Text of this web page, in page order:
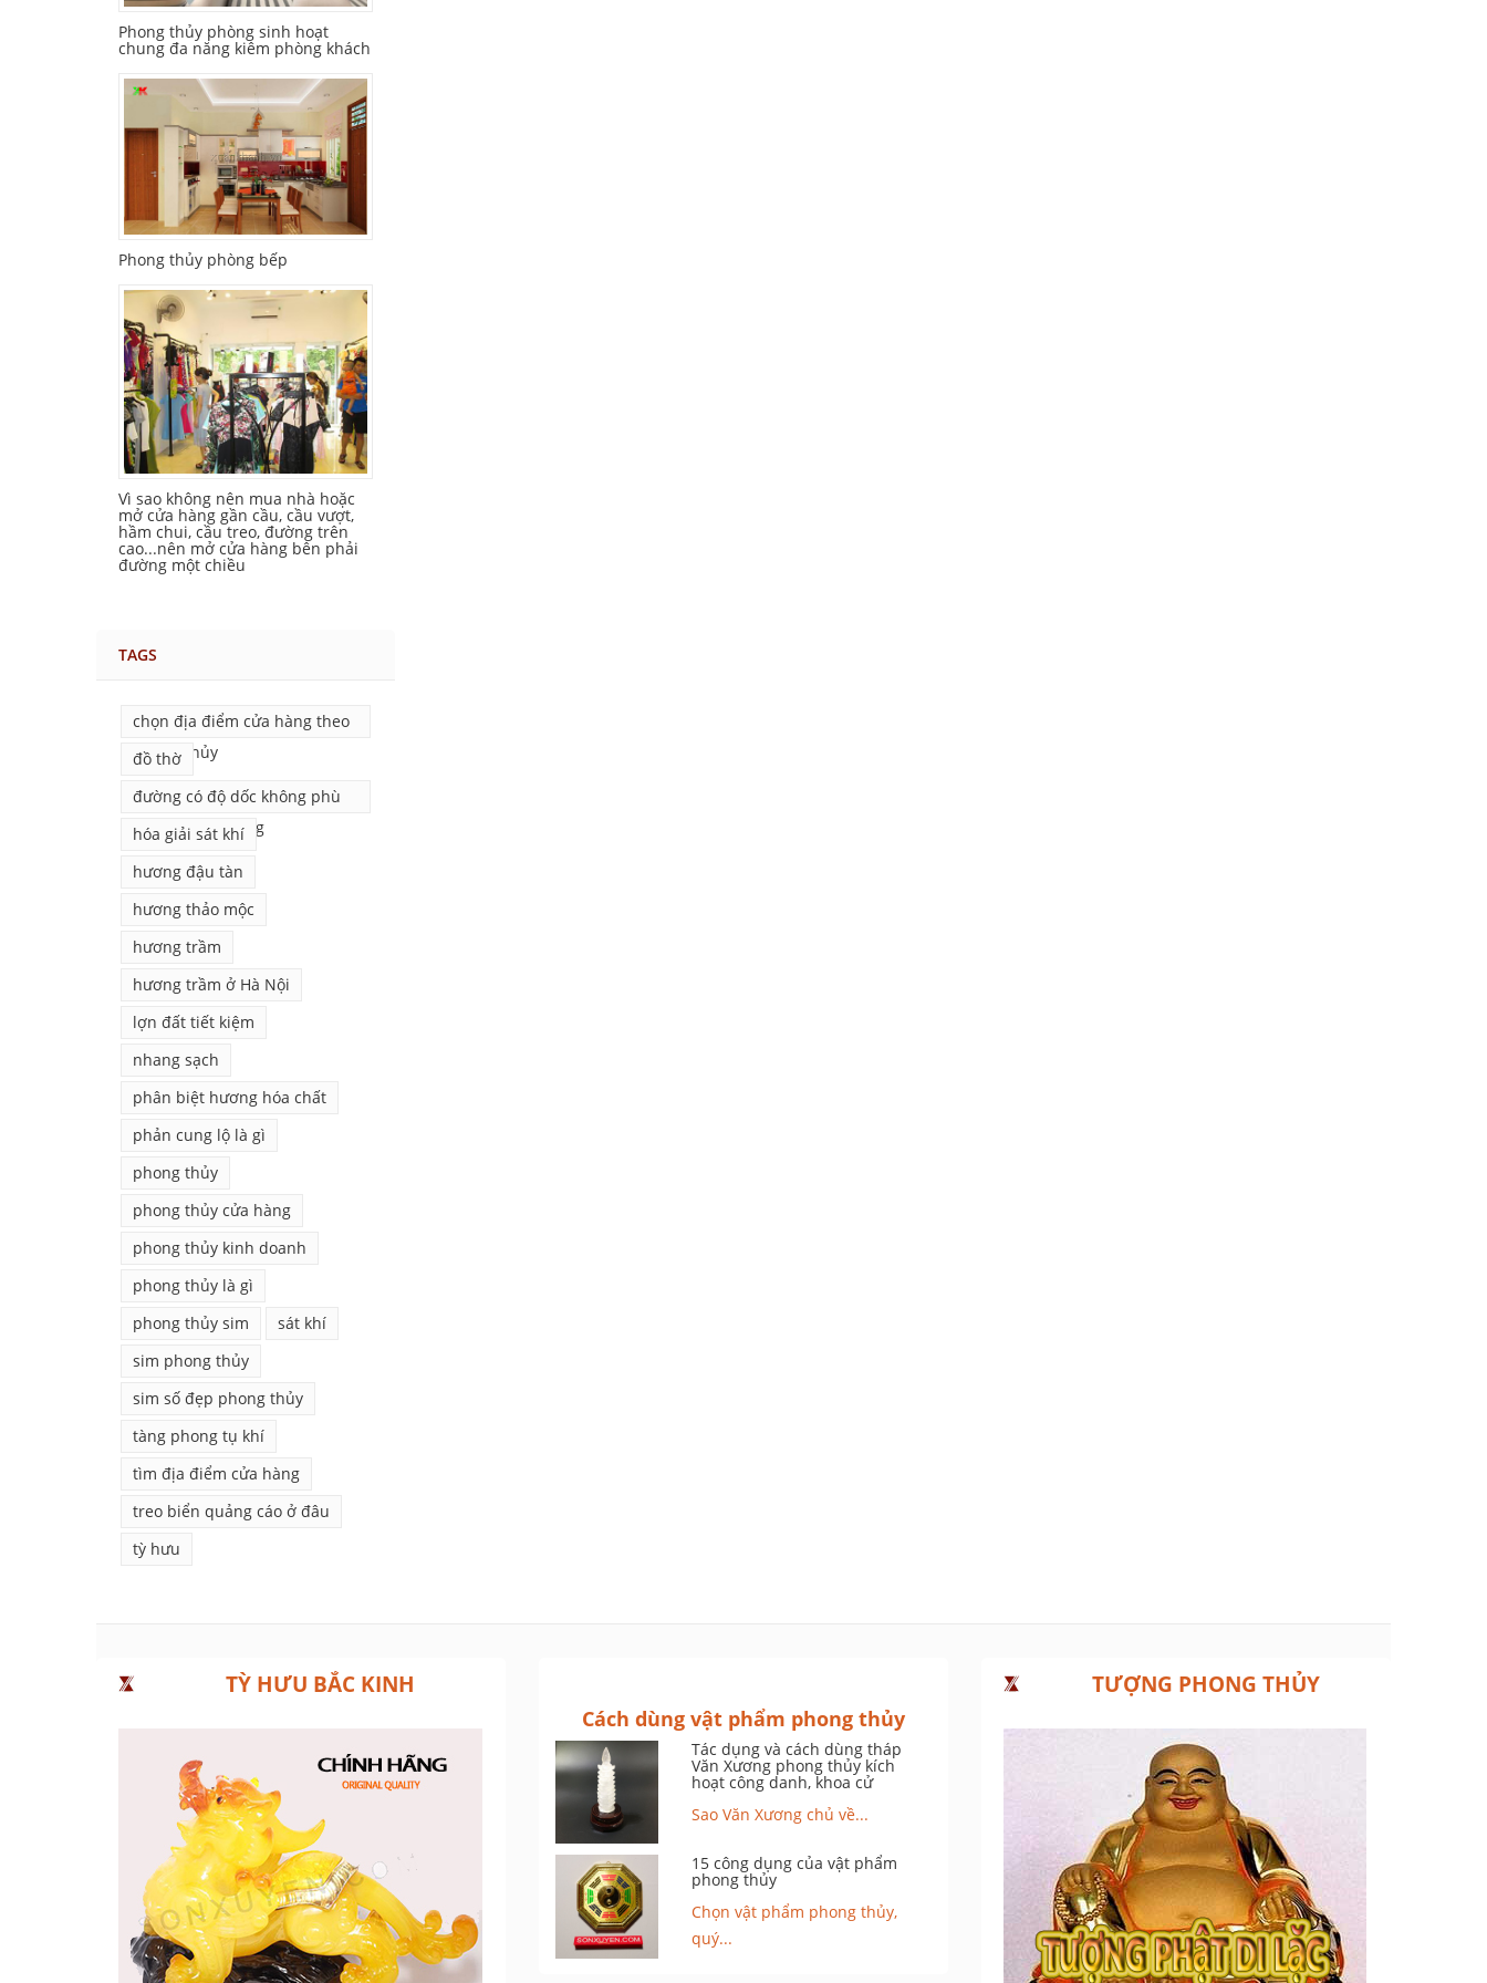
Phong thủy phòng sinh hoạt
chung đa năng kiêm phòng khách
Phong thủy phòng bếp
Vì sao không nên mua nhà hoặc
mở cửa hàng gần cầu, cầu vượt,
hầm chui, cầu treo, đường trên
cao...nên mở cửa hàng bên phải
đường một chiều
TAGS
chọn địa điểm cửa hàng theo
phong thủy
đồ thờ
đường có độ dốc không phù
hợp mở của hàng
hóa giải sát khí
hương đậu tàn
hương thảo mộc
hương trầm
hương trầm ở Hà Nội
lợn đất tiết kiệm
nhang sạch
phân biệt hương hóa chất
phản cung lộ là gì
phong thủy
phong thủy cửa hàng
phong thủy kinh doanh
phong thủy là gì
phong thủy sim
sát khí
sim phong thủy
sim số đẹp phong thủy
tàng phong tụ khí
tìm địa điểm cửa hàng
treo biển quảng cáo ở đâu
tỳ hưu
TỲ HƯU BẮC KINH
Cách dùng vật phẩm phong thủy
Tác dụng và cách dùng tháp
Văn Xương phong thủy kích
hoạt công danh, khoa cử
Sao Văn Xương chủ về...
15 công dụng của vật phẩm
phong thủy
Chọn vật phẩm phong thủy,
quý...
TƯỢNG PHONG THỦY